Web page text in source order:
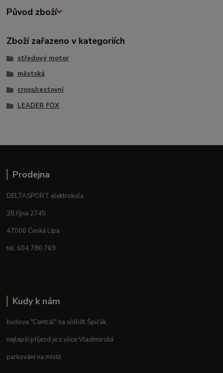
Původ zboží
Zboží zařazeno v kategoriích
středový motor
městská
cross/cestovní
LEADER FOX
Prodejna
DELTASPORT elektrokola
28.října 2745
47006 Česká Lípa
tel. 604 780 769
Kudy k nám
budova "Centrál" na sídlišti Špičák
nejlepší příjezd je z ulice Vladimirská
parkování na místě